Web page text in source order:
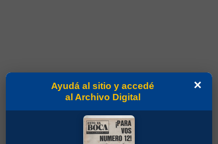
×
Ayudá al sitio y accedé
al Archivo Digital